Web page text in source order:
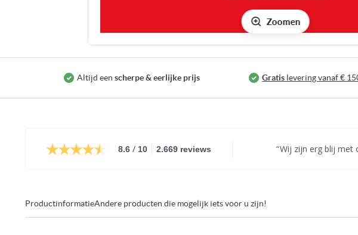
Zoomen
naar
de
Altijd een scherpe & eerlijke prijs Gratis levering vanaf €
8.6 / 10 2.669 reviews Wij zijn erg blij met
ProductinformatieAndere producten die mogelijk iets voor u zijn!